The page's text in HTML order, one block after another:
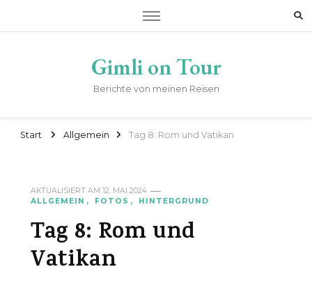
Gimli on Tour
Berichte von meinen Reisen
Start Allgemein Tag 8: Rom und Vatikan
AKTUALISIERT AM 12. MAI 2024
ALLGEMEIN
FOTOS HINTERGRUND
Tag 8: Rom und
Vatikan